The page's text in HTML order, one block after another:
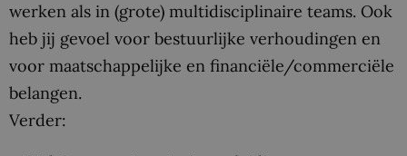
werken als in (grote) multidisciplinaire teams. Ook
heb jij gevoel voor bestuurlijke verhoudingen en
voor maatschappelijke en financiële/commerciële
belangen.
Verder: